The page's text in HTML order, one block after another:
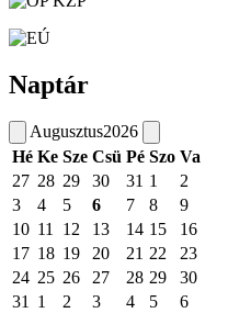
Naptár
Augusztus2026
Hé Ke Sze Csü Pé Szo Va
27 28 29 30 31 1
2
3
4 5 6 7 8
9
10 11 12 13 14 15
16
17 18 19 20 21 22
23
24 25 26 27 28 29
30
31 1 2 3 4 5 6